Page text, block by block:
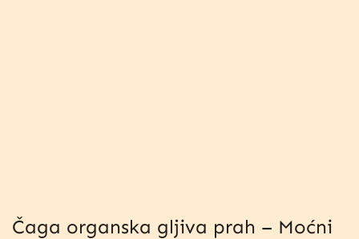
Čaga organska gljiva prah – Moćni